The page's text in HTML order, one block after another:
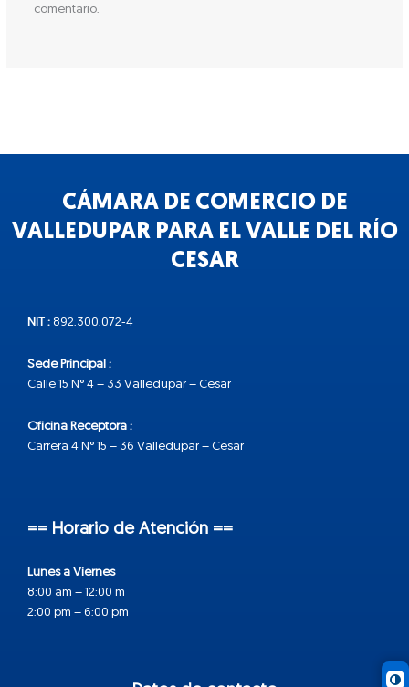
comentario.
CÁMARA DE COMERCIO DE
VALLEDUPAR PARA EL VALLE DEL RÍO
CESAR
NIT : 892.300.072-4
Sede Principal :
Calle 15 N° 4 – 33 Valledupar – Cesar
Oficina Receptora :
Carrera 4 N° 15 – 36 Valledupar – Cesar
== Horario de Atención ==
Lunes a Viernes
8:00 am – 12:00 m
2:00 pm – 6:00 pm